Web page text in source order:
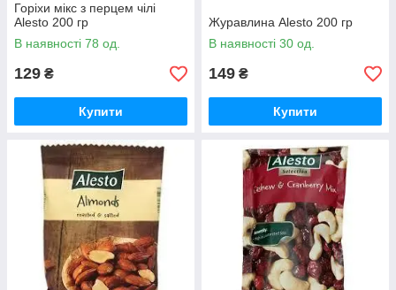
Горіхи мікс з перцем чілі
Alesto 200 гр
В наявності 78 од.
129 ₴
Купити
Журавлина Alesto 200 гр
В наявності 30 од.
149 ₴
Купити